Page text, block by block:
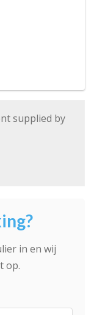
supplied by
in en wij
op.